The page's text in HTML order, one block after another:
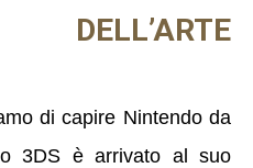
di capire Nintendo da
3DS è arrivato al suo